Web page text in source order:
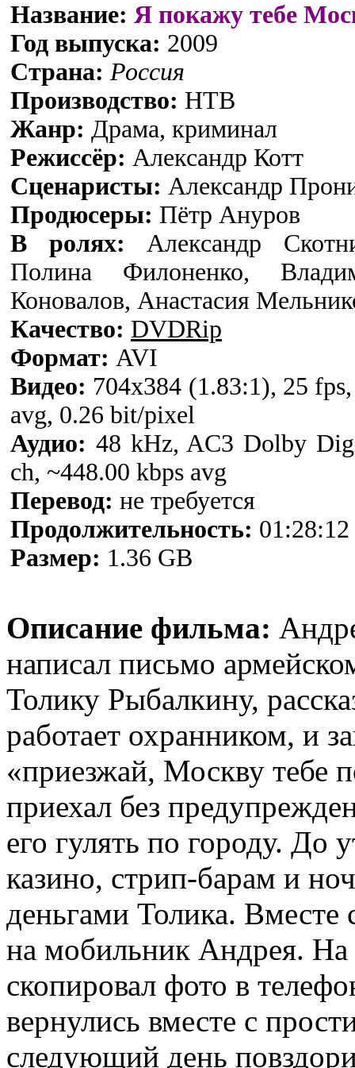
Название: Я покажу тебе
Год выпуска: 2009
Страна: Россия
Производство: НТВ
Жанр: Драма, криминал
Режиссёр: Александр Котт
Сценаристы: Александр
Продюсеры: Пётр Ануров
В ролях:Александр
Полина Филоненко,
Коновалов, Анастасия
Качество: DVDRip
Формат: AVI
Видео: 704x384 (1.83:1), 25
avg, 0.26 bit/pixel
Аудио: 48 kHz, AC3 Dolby
ch, ~448.00 kbps avg
Перевод: не требуется
Продолжительность: 01:28:12
Размер: 1.36 GB
Описание фильма:
написал письмо
Толику Рыбалкину,
работает охранником, и
«приезжай, Москву тебе
приехал без
его гулять по городу. До
казино, стрип-барам и
деньгами Толика. Вместе
на мобильник Андрея.
скопировал фото в
вернулись вместе с
следующий день